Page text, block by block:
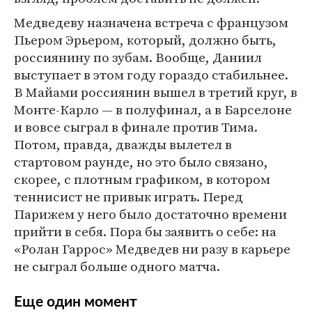
Медведеву назначена встреча с французом
Пьером Эрьером, который, должно быть,
россиянину по зубам. Вообще, Даниил
выступает в этом году гораздо стабильнее.
В Майами россиянин вышел в третий круг, в
Монте-Карло — в полуфинал, а в Барселоне
и вовсе сыграл в финале против Тима.
Потом, правда, дважды вылетел в
стартовом раунде, но это было связано,
скорее, с плотным графиком, в котором
теннисист не привык играть. Перед
Парижем у него было достаточно времени
прийти в себя. Пора бы заявить о себе: на
«Ролан Гаррос» Медведев ни разу в карьере
не сыграл больше одного матча.
Еще один момент